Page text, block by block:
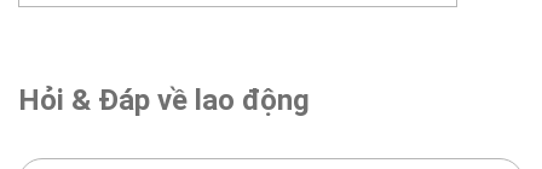
Hỏi & Đáp về lao động